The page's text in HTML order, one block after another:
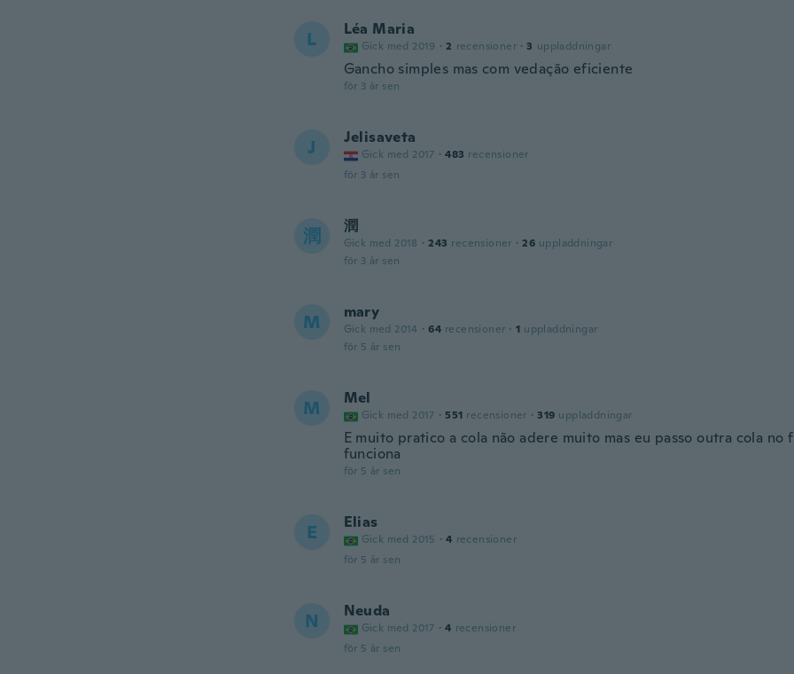
L Léa Maria
Gick med 2019 · 2 recensioner · 3 uppladdningar
Gancho simples mas com vedação eficiente
för 3 år sen
J Jelisaveta
Gick med 2017 · 483 recensioner
för 3 år sen
潤 潤
Gick med 2018 · 243 recensioner · 26 uppladdningar
för 3 år sen
M mary
Gick med 2014 · 64 recensioner · 1 uppladdningar
för 5 år sen
M Mel
Gick med 2017 · 551 recensioner · 319 uppladdningar
E muito pratico a cola não adere muito mas eu passo outra cola no
funciona
för 5 år sen
E Elias
Gick med 2015 · 4 recensioner
för 5 år sen
N Neuda
Gick med 2017 · 4 recensioner
för 5 år sen